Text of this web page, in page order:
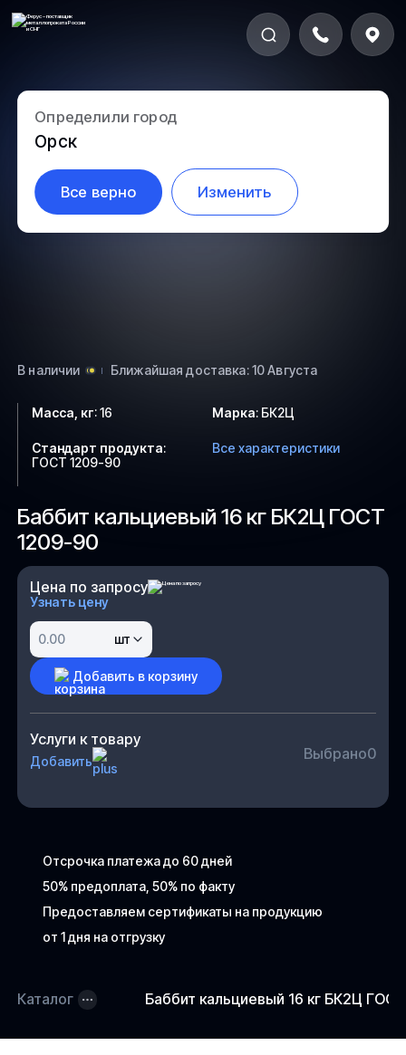
Определили город
Орск
Все верно Изменить
3.2-55
В наличии Ближайшая доставка: 10 Августа
Баббит кальциевый 16 кг БК2Ц ГОСТ
1209-90
Отсрочка платежа до 60 дней
50% предоплата, 50% по факту
Предоставляем сертификаты на продукцию
от 1 дня на отгрузку
Цена по запросу
Узнать цену
шт
Добавить в корзину
Услуги к товару
Добавить Выбрано0
Масса, кг:16 Марка: БК2Ц
Стандарт продукта:
ГОСТ 1209-90
Все характеристики
Каталог Баббит кальциевый 16 кг БК2Ц